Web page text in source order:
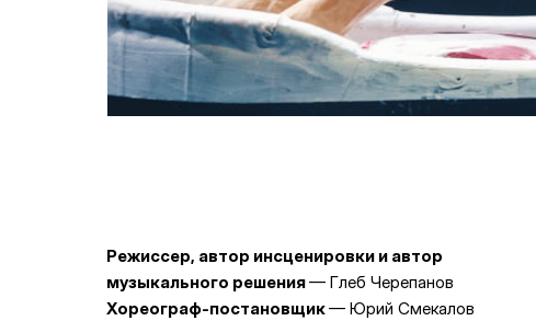
Режиссер, автор инсценировки и автор
музыкального решения— Глеб Черепанов
Хореограф-постановщик— Юрий Смекалов